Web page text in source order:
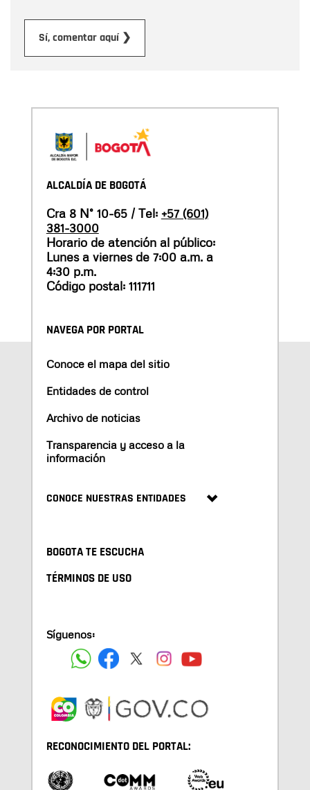
Sí, comentar aquí ❯
ALCALDÍA DE BOGOTÁ
Cra 8 N° 10-65 / Tel: +57 (601)
381-3000
Horario de atención al público:
Lunes a viernes de 7:00 a.m. a
4:30 p.m.
Código postal: 111711
NAVEGA POR PORTAL
Conoce el mapa del sitio
Entidades de control
Archivo de noticias
Transparencia y acceso a la
información
CONOCE NUESTRAS ENTIDADES
BOGOTA TE ESCUCHA
TÉRMINOS DE USO
Síguenos:
RECONOCIMIENTO DEL PORTAL: